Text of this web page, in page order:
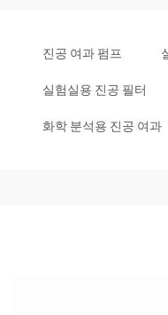
진공 여과 펌프
실험실용 진공 필터
화학 분석용 진공 여과